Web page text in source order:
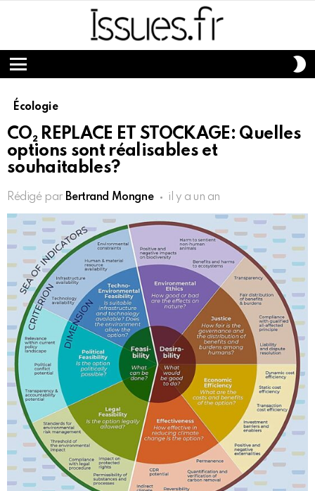
Menu
Écologie
CO₂ REPLACE ET STOCKAGE: Quelles
options sont réalisables et
souhaitables?
Rédigé par Bertrand Mongne il y a un an